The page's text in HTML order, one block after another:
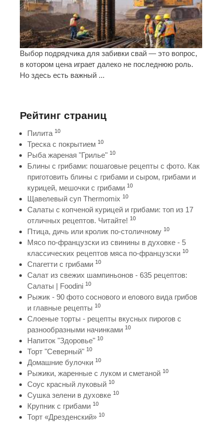
Выбор подрядчика для забивки свай — это вопрос,
в котором цена играет далеко не последнюю роль.
Но здесь есть важный ...
Рейтинг страниц
Пилита 10
Треска с покрытием 10
Рыба жареная "Грилье" 10
Блины с грибами: пошаговые рецепты с фото. Как
приготовить блины с грибами и сыром, грибами и
курицей, мешочки с грибами 10
Щавелевый суп Thermomix 10
Салаты с копченой курицей и грибами: топ из 17
отличных рецептов. Читайте! 10
Птица, дичь или кролик по-столичному 10
Мясо по-французски из свинины в духовке - 5
классических рецептов мяса по-французски 10
Спагетти с грибами 10
Салат из свежих шампиньонов - 635 рецептов:
Салаты | Foodini 10
Рыжик - 90 фото соснового и елового вида грибов
и главные рецепты 10
Слоеные торты - рецепты вкусных пирогов с
разнообразными начинками 10
Напиток "Здоровье" 10
Торт "Северный" 10
Домашние булочки 10
Рыжики, жаренные с луком и сметаной 10
Соус красный луковый 10
Сушка зелени в духовке 10
Крупник с грибами 10
Торт «Дрезденский» 10